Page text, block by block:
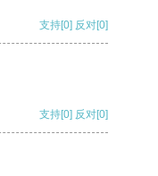
支持[0] 反对[0]
支持[0] 反对[0]